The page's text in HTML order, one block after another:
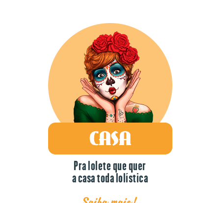
Pra lolete que quer
a casa toda lolística